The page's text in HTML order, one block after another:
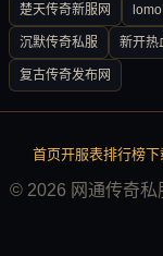
楚天传奇新服网
沉默传奇私服 新开热
复古传奇发布网
首页开服表排行榜下
© 2026 网通传奇私